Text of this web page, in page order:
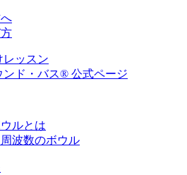
レッスン
ルとは
波数のボウル